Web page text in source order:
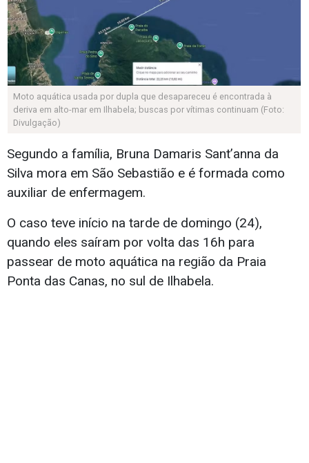
Moto aquática usada por dupla que desapareceu é encontrada à
deriva em alto-mar em Ilhabela; buscas por vítimas continuam (Foto:
Divulgação)
Segundo a família, Bruna Damaris Sant’anna da
Silva mora em São Sebastião e é formada como
auxiliar de enfermagem.
O caso teve início na tarde de domingo (24),
quando eles saíram por volta das 16h para
passear de moto aquática na região da Praia
Ponta das Canas, no sul de Ilhabela.